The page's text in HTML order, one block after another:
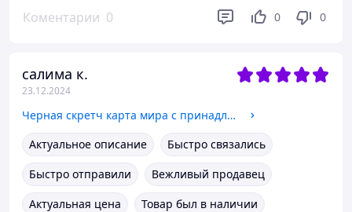
Коментарии 0 0 0
салима к.
23.12.2024
Черная скретч карта мира с принадлежностями
Актуальное описание
Быстро связались
Быстро отправили
Вежливый продавец
Актуальная цена
Товар был в наличии